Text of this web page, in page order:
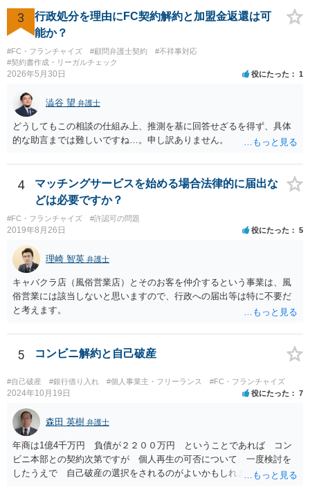
3
行政処分を理由にFC契約解約と加盟金返還は可
能か？
#FC・フランチャイズ #顧問弁護士契約
#不祥事対応
#契約書作成・リーガルチェック
2026年5月30日 役にたった 1
澁谷 望 弁護士
どうしてもこの相談の仕組み上、推測を基に回答せざるを得ず、具体
的な助言までは難しいですね…。申し訳ありません。
4
マッチングサービスを始める場合法律的に届出な
どは必要ですか？
#FC・フランチャイズ #許認可の問題
2019年8月26日 役にたった 5
理崎 智英 弁護士
キャバクラ店（風俗営業店）とそのお客を仲介するという事業は、風
俗営業には該当しないと思いますので、行政への届出等は特に不要だ
と考えます。
5 コンビニ解約と自己破産
#自己破産 #銀行借り入れ #個人事業主・フリーランス #FC・フランチャイズ
2024年10月19日 役にたった 7
森田 英樹 弁護士
年商は1億4千万円 負債が２２００万円 ということであれば コン
ビニ本部との契約次第ですが 個人再生の可否について 一度検討を
したうえで 自己破産の選択をされるのがよいかもしれません。 ネッ